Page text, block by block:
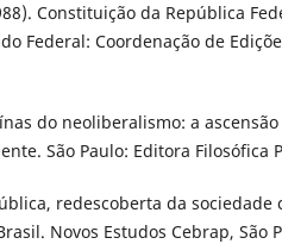
Constituição da República
Federal: Coordenação de
do neoliberalismo: a
São Paulo: Editora Filosófica
redescoberta da sociedade
Novos Estudos Cebrap, São